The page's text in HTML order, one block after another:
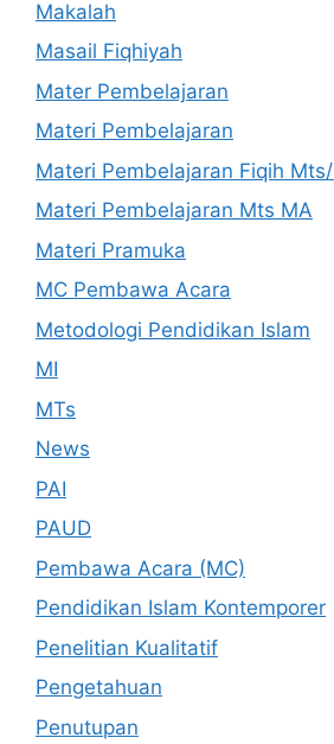
Makalah
Masail Fiqhiyah
Mater Pembelajaran
Materi Pembelajaran
Materi Pembelajaran Fiqih
Materi Pembelajaran Mts MA
Materi Pramuka
MC Pembawa Acara
Metodologi Pendidikan Islam
MI
MTs
News
PAI
PAUD
Pembawa Acara (MC)
Pendidikan Islam Kontemporer
Penelitian Kualitatif
Pengetahuan
Penutupan